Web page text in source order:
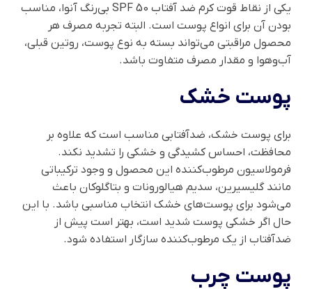
یکی از نقاط قوت کرم ضد آفتاب SPF 50 بی‌رنگ آنوا، مناسب
بودن آن برای انواع پوست است. البته تجربه مصرف هر
محصول مراقبتی می‌تواند بسته به نوع پوست، روتین قبلی،
آب‌وهوا و مقدار مصرف متفاوت باشد.
پوست خشک
برای پوست خشک، ضدآفتابی مناسب است که علاوه بر
محافظت، احساس کشیدگی و خشکی را تشدید نکند.
فرمولاسیون مرطوب‌کننده این محصول و وجود ترکیباتی
مانند گلیسیرین، سدیم هیالورونات و بتاگلوکان باعث
می‌شود برای پوست‌های خشک انتخاب مناسبی باشد. با این
حال اگر خشکی پوست شدید است، بهتر است پیش از
ضدآفتاب از یک مرطوب‌کننده سازگار استفاده شود.
پوست چرب